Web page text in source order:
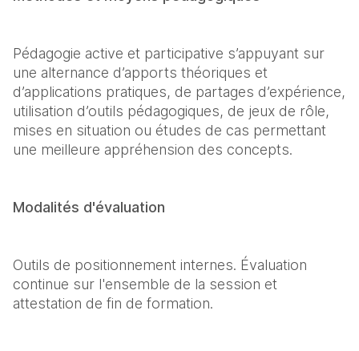
Pédagogie active et participative s’appuyant sur
une alternance d’apports théoriques et
d’applications pratiques, de partages d’expérience,
utilisation d’outils pédagogiques, de jeux de rôle,
mises en situation ou études de cas permettant
une meilleure appréhension des concepts.
Modalités d'évaluation
Outils de positionnement internes. Évaluation
continue sur l'ensemble de la session et
attestation de fin de formation.